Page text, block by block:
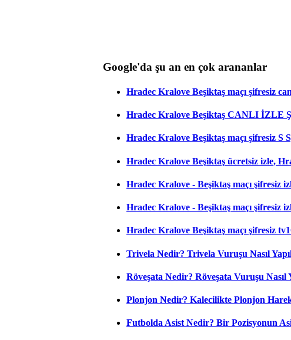
Google'da şu an en çok arananlar
Hradec Kralove Beşiktaş maçı şifresiz
Hradec Kralove Beşiktaş CANLI İZLE
Hradec Kralove Beşiktaş maçı şifresiz
Hradec Kralove Beşiktaş ücretsiz izle,
Hradec Kralove - Beşiktaş maçı şifresiz
Hradec Kralove - Beşiktaş maçı şifresiz
Hradec Kralove Beşiktaş maçı şifresiz
Trivela Nedir? Trivela Vuruşu Nasıl
Röveşata Nedir? Röveşata Vuruşu Nasıl
Plonjon Nedir? Kalecilikte Plonjon
Futbolda Asist Nedir? Bir Pozisyonun